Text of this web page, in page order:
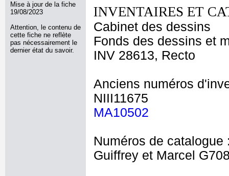
Mise à jour de la fiche
19/08/2023
Attention, le contenu de
cette fiche ne reflète
pas nécessairement le
dernier état du savoir.
INVENTAIRES ET
Cabinet des dessins
Fonds des dessins et
INV 28613, Recto
Anciens numéros
NIII11675
MA10502
Numéros de catalogue
Guiffrey et Marcel